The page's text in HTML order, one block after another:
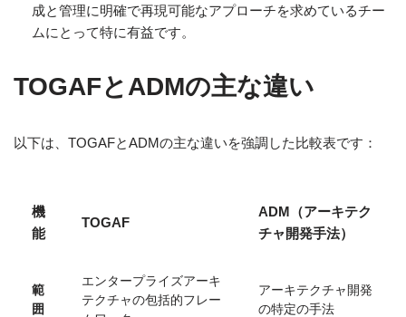
成と管理に明確で再現可能なアプローチを求めているチー
ムにとって特に有益です。
TOGAFとADMの主な違い
以下は、TOGAFとADMの主な違いを強調した比較表です：
機
能
TOGAF
ADM（アーキテク
チャ開発手法）
範
囲
エンタープライズアーキ
テクチャの包括的フレー
アーキテクチャ開発
の特定の手法